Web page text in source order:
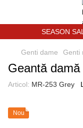
SEASON
Genti dame Genti
Geantă
Articol: MR-253 Grey
Nou